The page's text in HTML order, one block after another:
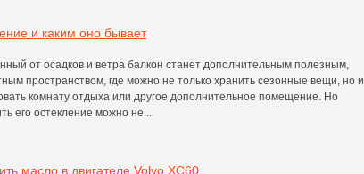
и каким оно бывает
от осадков и ветра балкон станет дополнительным полезным,
пространством, где можно не только хранить сезонные вещи, но и
комнату отдыха или другое дополнительное помещение. Но
его остекление можно не...
масло в двигателе Volvo XC60